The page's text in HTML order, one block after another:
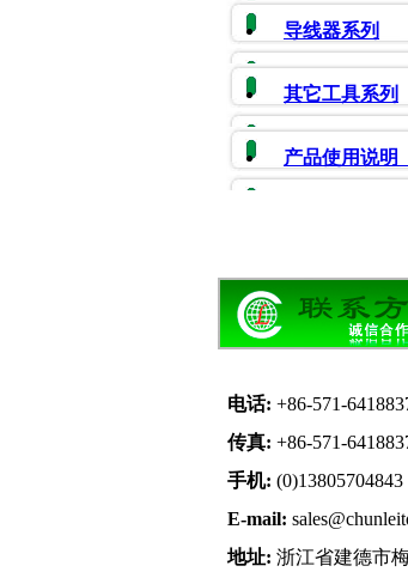
导线器系列
其它工具系列
产品使用说明
电话: +86-571-
传真: +86-571-
手机: (0)13805704843
E-mail:
地址: 浙江省建德市